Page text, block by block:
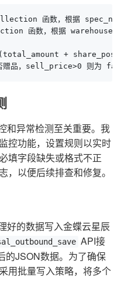
函数，根据 spec_no
函数，根据
(total_amount +
赠品，sell_price>0 则为
和异常检测至关重要。我
控功能，设置规则以实时
填字段缺失或格式不正
，以便后续排查和修复。
好的数据写入金蝶云星辰
API接
的JSON数据。为了确保
用批量写入策略，将多个